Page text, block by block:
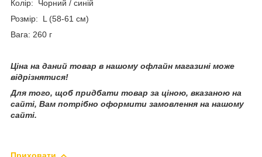
Колір: Чорний / синій
Розмір: L (58-61 см)
Вага: 260 г
Ціна на даний товар в нашому офлайн магазині може
відрізнятися!
Для того, щоб придбати товар за ціною, вказаною на
сайті, Вам потрібно оформити замовлення на нашому
сайті.
Приховати